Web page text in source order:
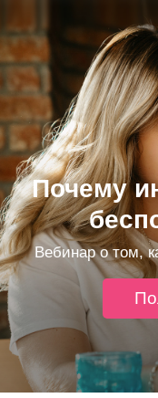
Почему
Вебинар о том,